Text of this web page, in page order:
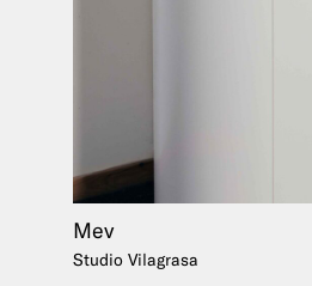
Mev
Studio Vilagrasa